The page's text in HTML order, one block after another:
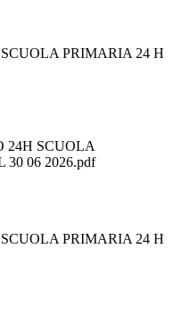
PRIMARIA 24 H
24H SCUOLA
30 06 2026.pdf
PRIMARIA 24 H